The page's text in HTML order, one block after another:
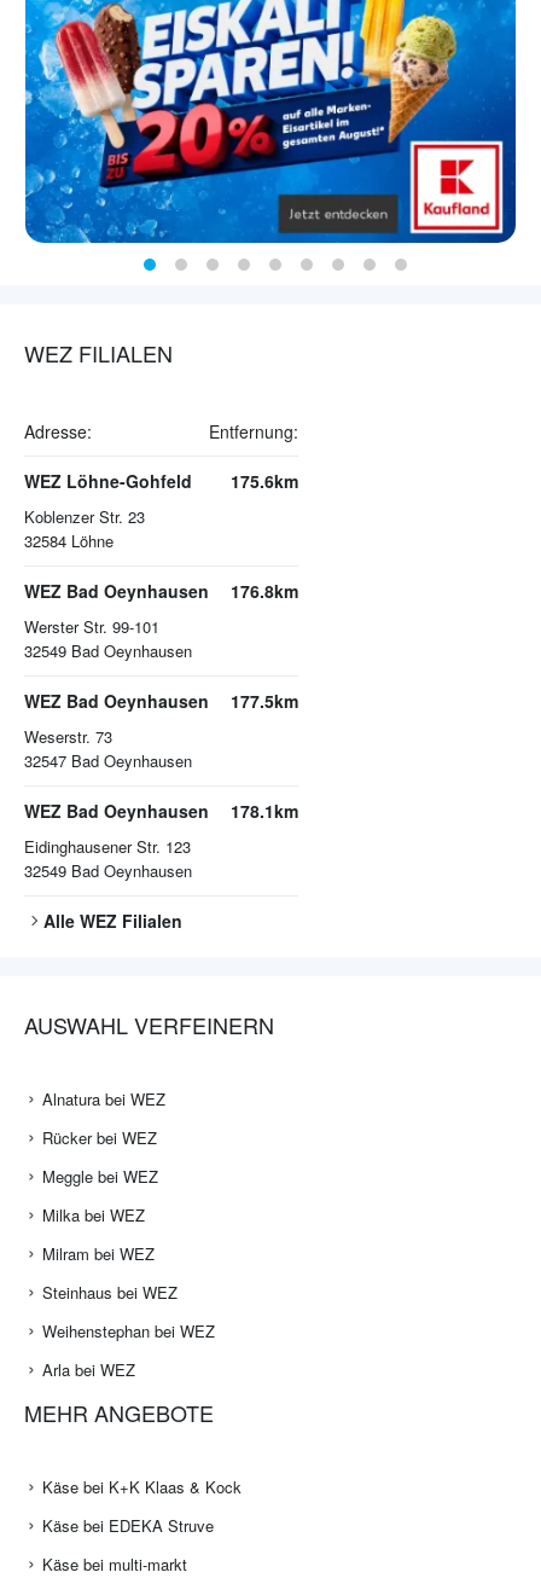
WEZ FILIALEN
Adresse: Entfernung:
WEZ Löhne-Gohfeld
Koblenzer Str. 23
32584 Löhne
175.6km
WEZ Bad Oeynhausen
Werster Str. 99-101
32549 Bad Oeynhausen
176.8km
WEZ Bad Oeynhausen
Weserstr. 73
32547 Bad Oeynhausen
177.5km
WEZ Bad Oeynhausen
Eidinghausener Str. 123
32549 Bad Oeynhausen
178.1km
Alle WEZ Filialen
AUSWAHL VERFEINERN
Alnatura bei WEZ
Rücker bei WEZ
Meggle bei WEZ
Milka bei WEZ
Milram bei WEZ
Steinhaus bei WEZ
Weihenstephan bei WEZ
Arla bei WEZ
MEHR ANGEBOTE
Käse bei K+K Klaas & Kock
Käse bei EDEKA Struve
Käse bei multi-markt